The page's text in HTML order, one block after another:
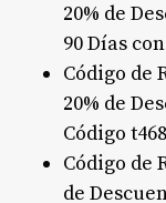
20% de
90 Días
Código de
20% de
Código
Código de
de